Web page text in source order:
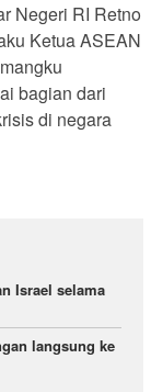
Negeri RI Retno
Ketua ASEAN
bagian dari
di negara
Israel selama
langsung ke